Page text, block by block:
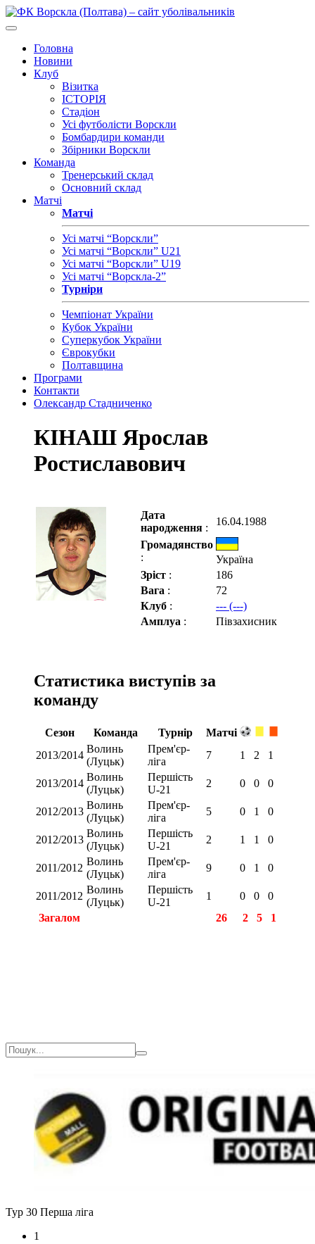
Головна
Новини
Клуб
Візитка
ІСТОРІЯ
Стадіон
Усі футболісти Ворскли
Бомбардири команди
Збірники Ворскли
Команда
Тренерський склад
Основний склад
Матчі
Матчі
Усі матчі “Ворскли”
Усі матчі “Ворскли” U21
Усі матчі “Ворскли” U19
Усі матчі “Ворскла-2”
Турніри
Чемпіонат України
Кубок України
Суперкубок України
Єврокубки
Полтавщина
Програми
Контакти
Олександр Стадниченко
КІНАШ Ярослав
Ростиславович
Дата
народження :
16.04.1988
Громадянство
:
Україна
Зріст :
186
Вага :
72
Клуб :
--- (---)
Амплуа : Півзахисник
Статистика виступів за
команду
Сезон Команда Турнір
Матчі
2013/2014
Волинь
(Луцьк)
Прем'єр-
ліга
7 1 2 1
2013/2014
Волинь
(Луцьк)
Першість
U-21
2 0 0 0
2012/2013
Волинь
(Луцьк)
Прем'єр-
ліга
5 0 1 0
2012/2013
Волинь
(Луцьк)
Першість
U-21
2 1 1 0
2011/2012
Волинь
(Луцьк)
Прем'єр-
ліга
9 0 1 0
2011/2012
Волинь
(Луцьк)
Першість
U-21
1 0 0
0
Загалом
26 2 5 1
Тур 30 Перша ліга
1